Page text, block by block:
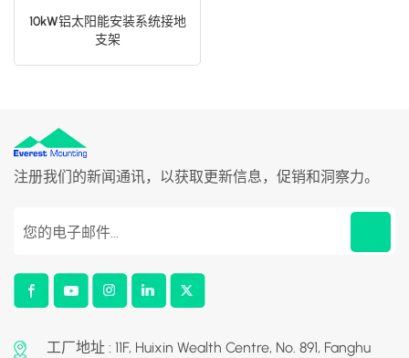
10kW铝太阳能安装系统接地
支架
注册我们的新闻通讯，以获取更新信息，促销和洞察力。
工厂地址 : 11F, Huixin Wealth Centre, No. 891, Fanghu